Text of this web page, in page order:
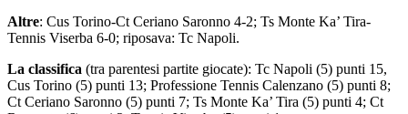
Altre: Cus Torino-Ct Ceriano Saronno 4-2; Ts Monte Ka’ Tira-
Tennis Viserba 6-0; riposava: Tc Napoli.
La classifica (tra parentesi partite giocate): Tc Napoli (5) punti 15,
Cus Torino (5) punti 13; Professione Tennis Calenzano (5) punti 8;
Ct Ceriano Saronno (5) punti 7; Ts Monte Ka’ Tira (5) punti 4; Ct